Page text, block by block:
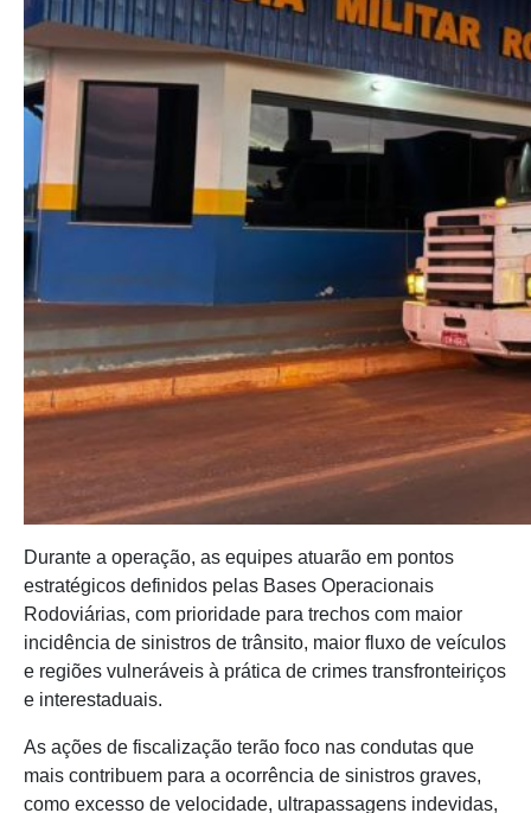
Durante a operação, as equipes atuarão em pontos
estratégicos definidos pelas Bases Operacionais
Rodoviárias, com prioridade para trechos com maior
incidência de sinistros de trânsito, maior fluxo de veículos
e regiões vulneráveis à prática de crimes transfronteiriços
e interestaduais.
As ações de fiscalização terão foco nas condutas que
mais contribuem para a ocorrência de sinistros graves,
como excesso de velocidade, ultrapassagens indevidas,